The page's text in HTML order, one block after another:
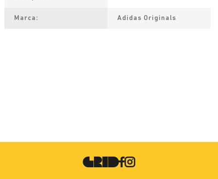
Marca Adidas Originals